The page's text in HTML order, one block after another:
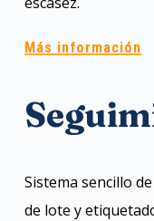
Más información
Sistema sencillo
de lote y